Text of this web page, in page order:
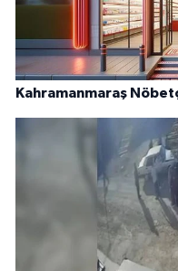
Kahramanmaraş